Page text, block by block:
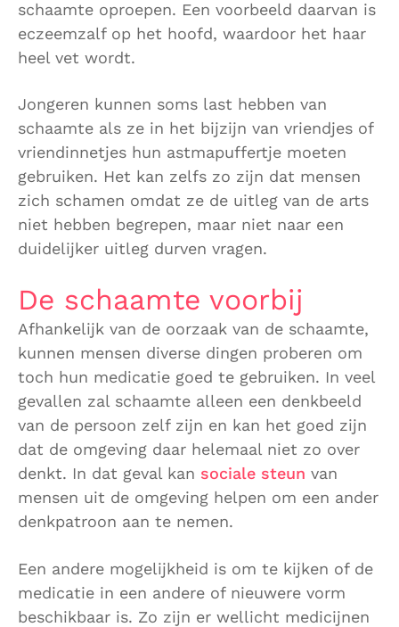
schaamte oproepen. Een voorbeeld daarvan is
eczeemzalf op het hoofd, waardoor het haar
heel vet wordt.
Jongeren kunnen soms last hebben van
schaamte als ze in het bijzijn van vriendjes of
vriendinnetjes hun astmapuffertje moeten
gebruiken. Het kan zelfs zo zijn dat mensen
zich schamen omdat ze de uitleg van de arts
niet hebben begrepen, maar niet naar een
duidelijker uitleg durven vragen.
De schaamte voorbij
Afhankelijk van de oorzaak van de schaamte,
kunnen mensen diverse dingen proberen om
toch hun medicatie goed te gebruiken. In veel
gevallen zal schaamte alleen een denkbeeld
van de persoon zelf zijn en kan het goed zijn
dat de omgeving daar helemaal niet zo over
denkt. In dat geval kan sociale steun van
mensen uit de omgeving helpen om een ander
denkpatroon aan te nemen.
Een andere mogelijkheid is om te kijken of de
medicatie in een andere of nieuwere vorm
beschikbaar is. Zo zijn er wellicht medicijnen